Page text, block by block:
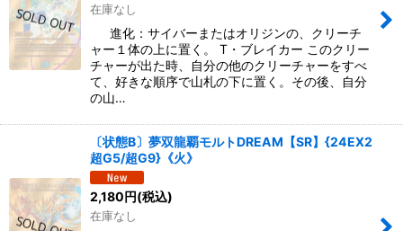
在庫なし
進化：サイバーまたはオリジンの、クリーチ
ャー１体の上に置く。 T・ブレイカー このクリー
チャーが出た時、自分の他のクリーチャーをすべ
て、好きな順序で山札の下に置く。その後、自分
の山…
〔状態B〕夢双龍覇モルトDREAM【SR】{24EX2
超G5/超G9}《火》
2,180円(税込)
在庫なし